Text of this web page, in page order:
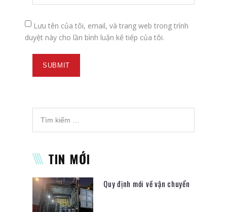
Lưu tên của tôi, email, và trang web trong trình
duyệt này cho lần bình luận kế tiếp của tôi.
TIN MỚI
Quy định mới về vận chuyển